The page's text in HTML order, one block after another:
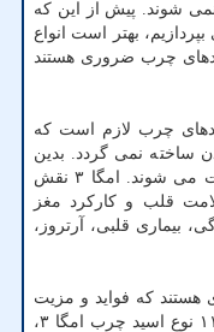
شوند. پیش از این که
بهتر است انواع
اصلی اسیدهای چرب ضروری هستند
چرب لازم است که
ساخته نمی گردد. بدین
سبب این مواد بوسیله رژیم غذایی دریافت می شوند. امگا ۳ نقش
قلب و کارکرد مغز
بیماری قلبی، آرتروز،
ضروری هستند که فواید و مزیت
های فراوانی برای سلامتی دارند. از بین ۱۱ نوع اسید چرب امگا ۳،